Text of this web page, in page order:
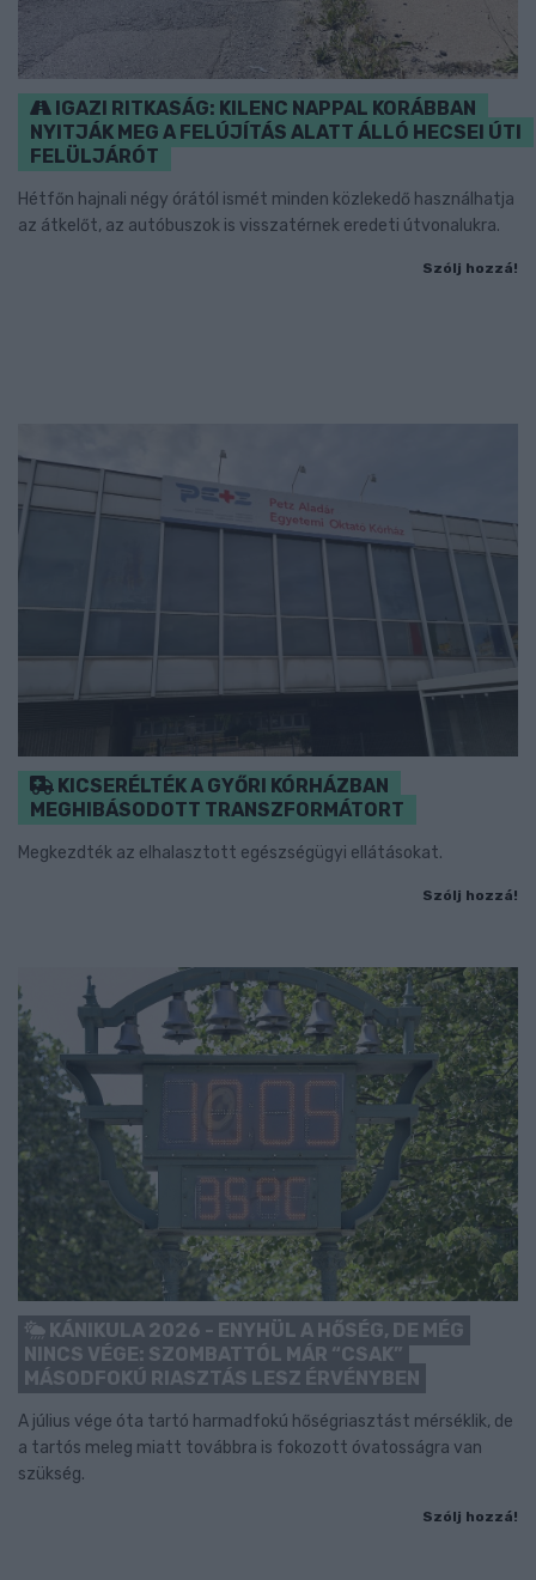
IGAZI RITKASÁG: KILENC NAPPAL KORÁBBAN
NYITJÁK MEG A FELÚJÍTÁS ALATT ÁLLÓ HECSEI ÚTI
FELÜLJÁRÓT
Hétfőn hajnali négy órától ismét minden közlekedő használhatja
az átkelőt, az autóbuszok is visszatérnek eredeti útvonalukra.
Szólj hozzá!
KICSERÉLTÉK A GYŐRI KÓRHÁZBAN
MEGHIBÁSODOTT TRANSZFORMÁTORT
Megkezdték az elhalasztott egészségügyi ellátásokat.
Szólj hozzá!
KÁNIKULA 2026 - ENYHÜL A HŐSÉG, DE MÉG
NINCS VÉGE: SZOMBATTÓL MÁR “CSAK”
MÁSODFOKÚ RIASZTÁS LESZ ÉRVÉNYBEN
A július vége óta tartó harmadfokú hőségriasztást mérséklik, de
a tartós meleg miatt továbbra is fokozott óvatosságra van
szükség.
Szólj hozzá!